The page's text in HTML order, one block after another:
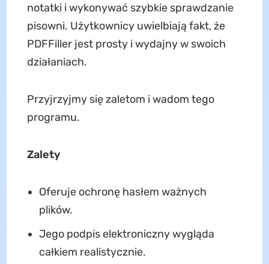
notatki i wykonywać szybkie sprawdzanie
pisowni. Użytkownicy uwielbiają fakt, że
PDFFiller jest prosty i wydajny w swoich
działaniach.
Przyjrzyjmy się zaletom i wadom tego
programu.
Zalety
Oferuje ochronę hasłem ważnych
plików.
Jego podpis elektroniczny wygląda
całkiem realistycznie.